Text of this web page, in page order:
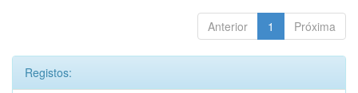
Anterior 1 Próxima
Registos: